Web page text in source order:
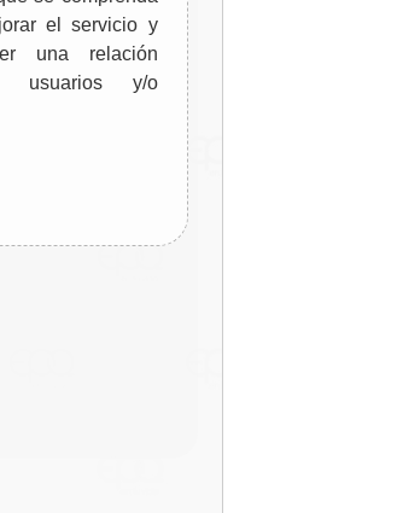
el servicio y
una relación
usuarios y/o